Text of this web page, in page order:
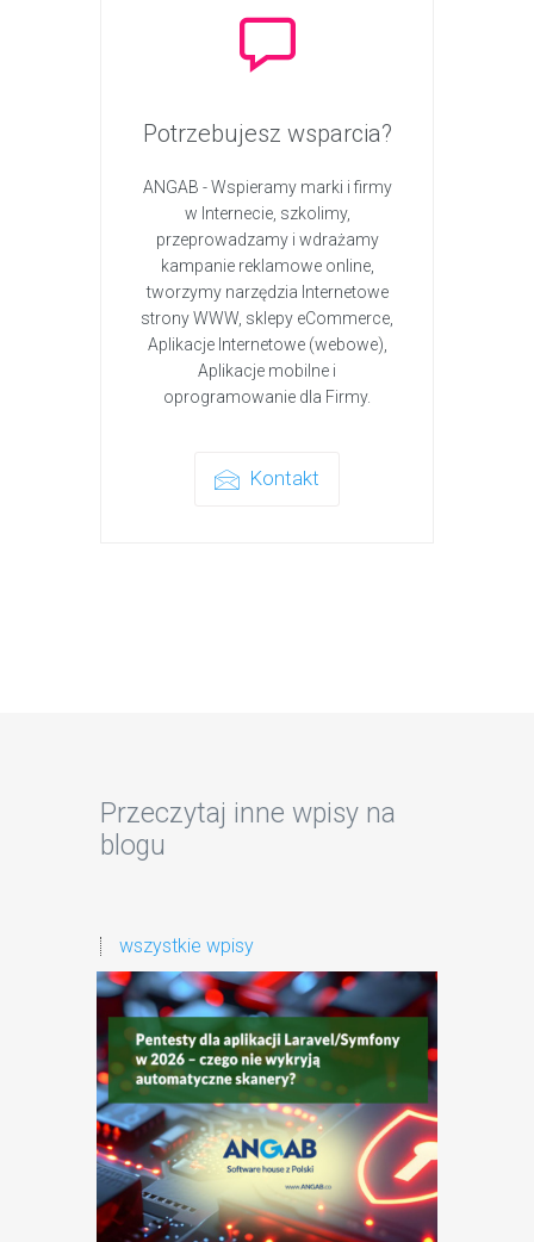
Potrzebujesz wsparcia?
ANGAB - Wspieramy marki i firmy
w Internecie, szkolimy,
przeprowadzamy i wdrażamy
kampanie reklamowe online,
tworzymy narzędzia Internetowe
strony WWW, sklepy eCommerce,
Aplikacje Internetowe (webowe),
Aplikacje mobilne i
oprogramowanie dla Firmy.
Kontakt
Przeczytaj inne wpisy na
blogu
wszystkie wpisy